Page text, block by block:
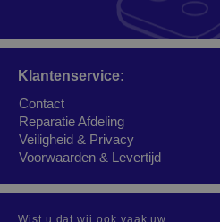
Klantenservice:
Contact
Reparatie Afdeling
Veiligheid & Privacy
Voorwaarden & Levertijd
Wist u dat wij ook vaak uw